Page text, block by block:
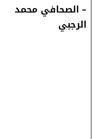
– الصحافي محمد
الرجبي